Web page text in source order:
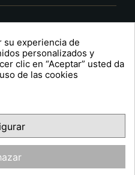
FacebookYouTubePinterest
su experiencia de
personalizados y
clic en “Aceptar” usted da
de las cookies